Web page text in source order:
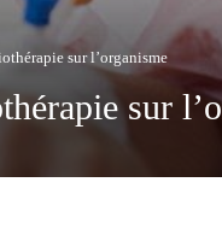
sur l’organisme
sur